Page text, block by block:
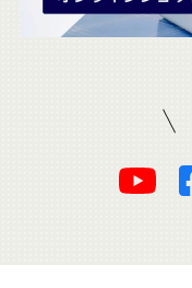
オ